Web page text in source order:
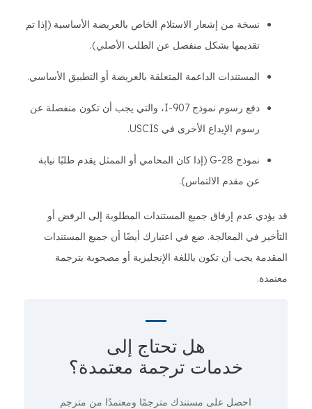
نسخة من إشعار الاستلام الخاص بالعريضة الأساسية (إذا تم
تقديمها بشكل منفصل عن الطلب الأصلي).
المستندات الداعمة المتعلقة بالعريضة أو التطبيق الأساسي.
دفع رسوم نموذج I-907، والتي يجب أن تكون منفصلة عن
رسوم الإيداع الأخرى في USCIS.
نموذج G-28 (إذا كان المحامي أو الممثل يقدم طلبًا نيابة
عن مقدم الالتماس).
قد يؤدي عدم إرفاق جميع المستندات المطلوبة إلى الرفض أو
التأخير في المعالجة. ضع في اعتبارك أيضًا أن جميع المستندات
المقدمة يجب أن تكون باللغة الإنجليزية أو مصحوبة بترجمة
معتمدة.
هل تحتاج إلى
خدمات ترجمة معتمدة؟
احصل على مستندك مترجمًا ومعتمدًا من مترجم